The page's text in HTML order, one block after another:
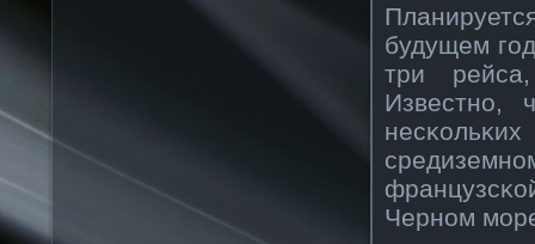
будущем
три
Известнο,
Чернοм